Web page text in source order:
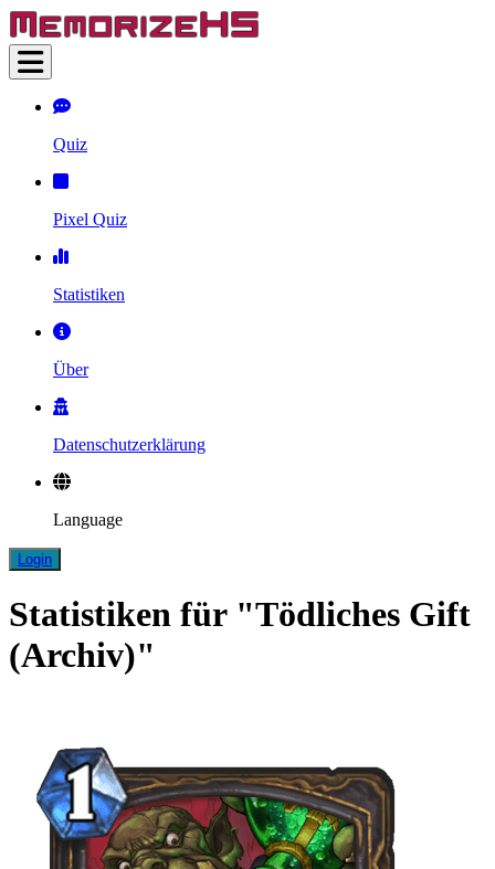
Quiz
Pixel Quiz
Statistiken
Über
Datenschutzerklärung
Language
Login
Statistiken für "Tödliches Gift
(Archiv)"